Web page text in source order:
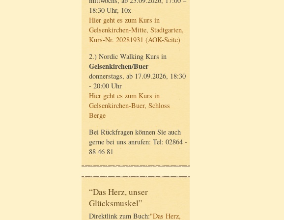
18:30 Uhr, 10x
Hier geht es zum Kurs in
Gelsenkirchen-Mitte, Stadtgarten,
Kurs-Nr. 20281931 (AOK-Seite)
2.) Nordic Walking Kurs in
Gelsenkirchen/Buer
donnerstags, ab 17.09.2026, 18:30
- 20:00 Uhr
Hier geht es zum Kurs in
Gelsenkirchen-Buer, Schloss
Berge
Bei Rückfragen können Sie auch
gerne bei uns anrufen: Tel: 02864 -
88 46 81
“Das Herz, unser
Glücksmuskel”
Direktlink zum Buch:"Das Herz,